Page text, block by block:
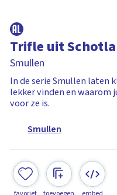
Trifle uit
Smullen
In de serie Smullen laten
lekker vinden en waarom
voor ze is.
Smullen